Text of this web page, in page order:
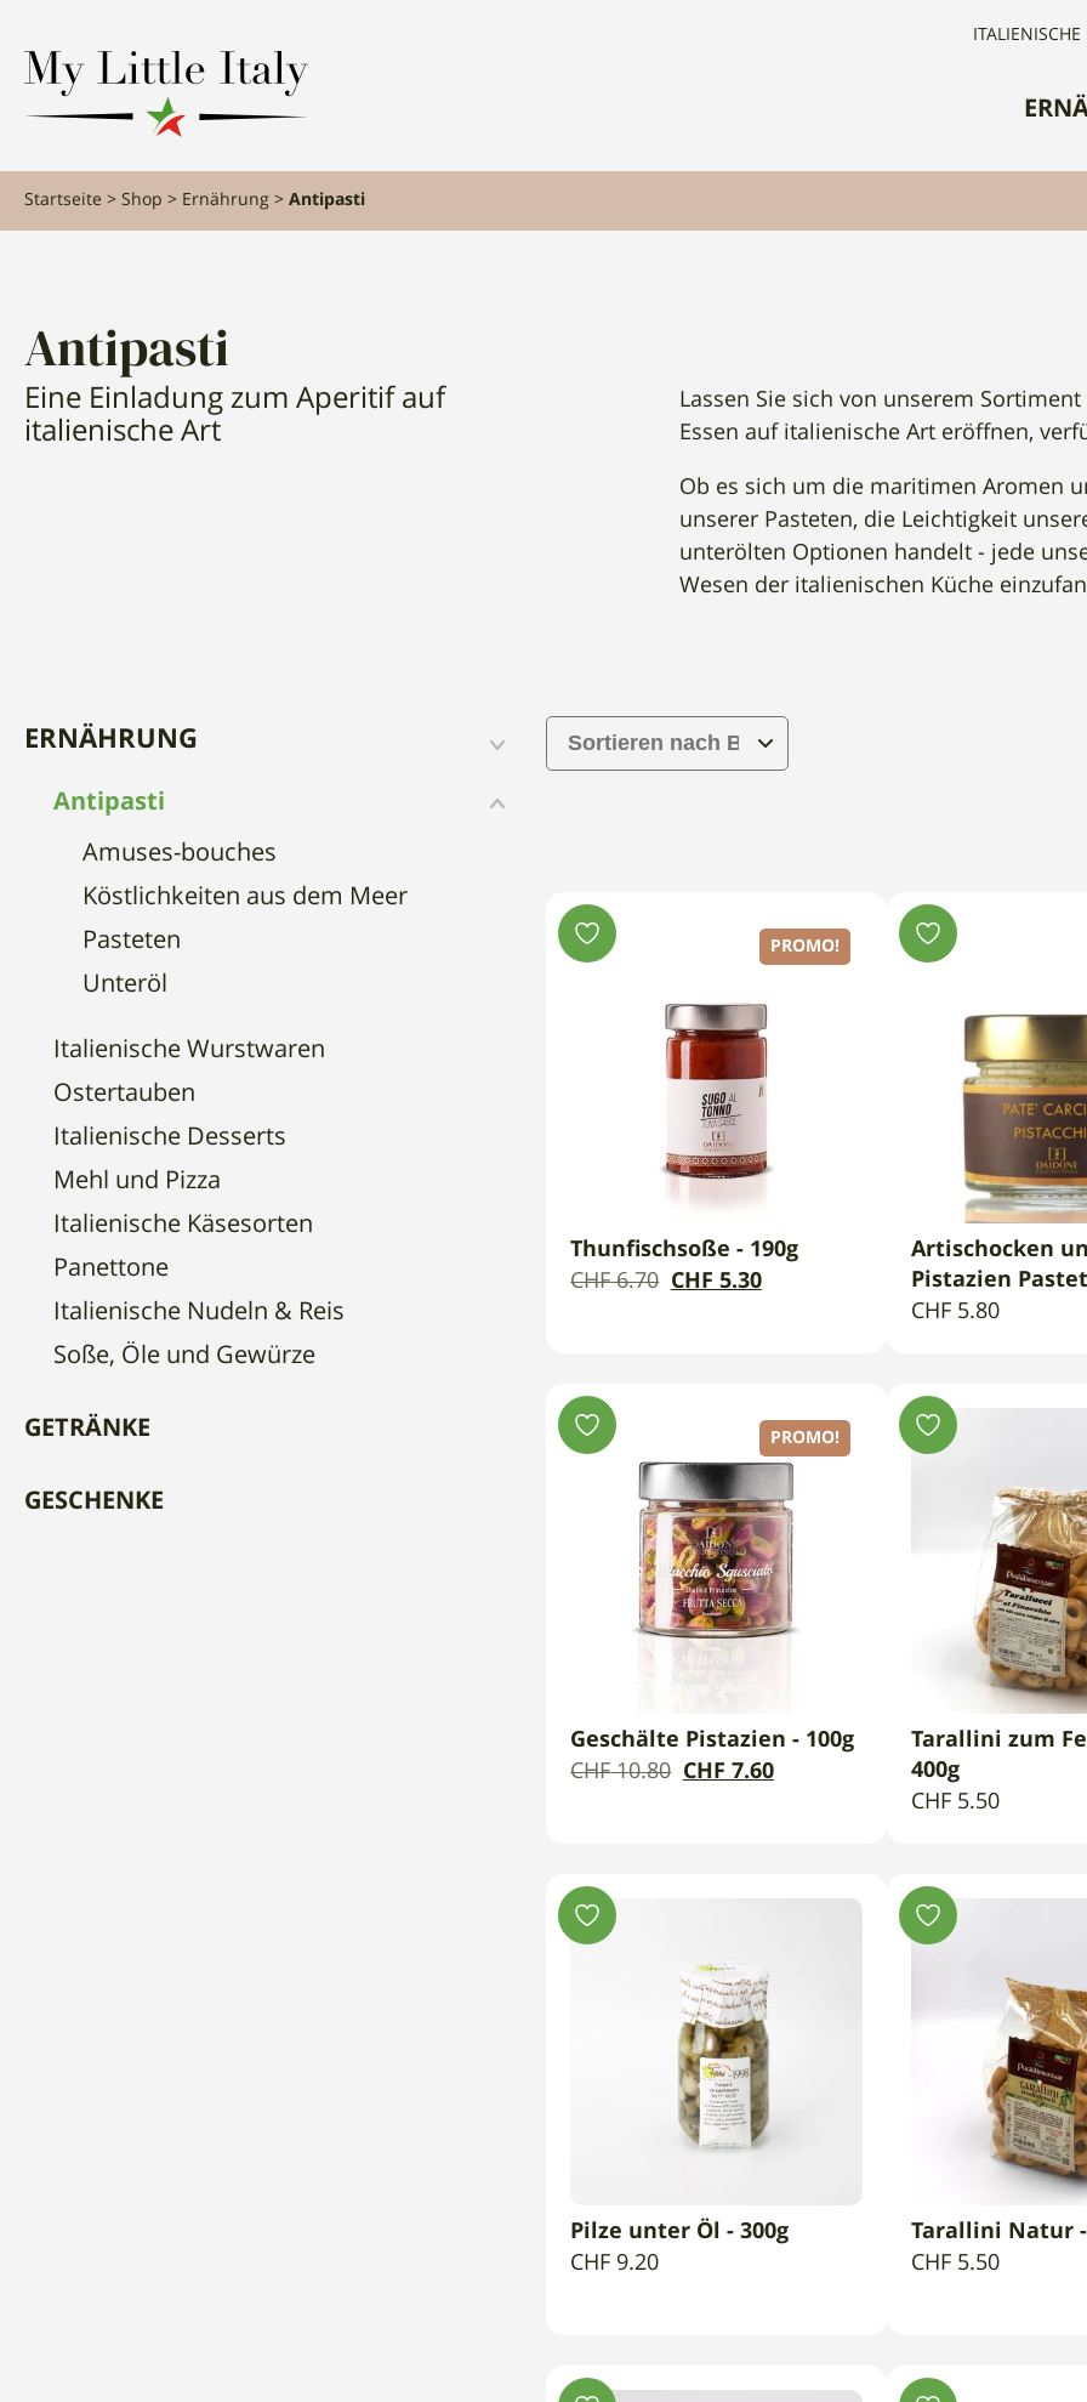
ITALIENISCHE
Startseite Shop Ernährung Antipasti
Antipasti
Eine Einladung zum Aperitif auf
italienische Art
Lassen Sie sich von unserem
Essen auf italienische Art eröffnen,
Ob es sich um die maritimen Aromen
unserer Pasteten, die Leichtigkeit
unterölten Optionen handelt - jede
Wesen der italienischen Küche
ERNÄHRUNG
Antipasti
Amuses-bouches
Köstlichkeiten aus dem Meer
Pasteten
Unteröl
Italienische Wurstwaren
Ostertauben
Italienische Desserts
Mehl und Pizza
Italienische Käsesorten
Panettone
Italienische Nudeln & Reis
Soße, Öle und Gewürze
GETRÄNKE
GESCHENKE
PROMO!
IN DEN WARENKORB
Thunfischsoße - 190g
CHF6.70 Der
CHF 5.30Der
5.30.
IN DEN
Artischocken
Pistazien
CHF5.80
PROMO!
IN DEN WARENKORB
Geschälte Pistazien - 100g
CHF10.80 Der
CHF 7.60Der
IN DEN
Tarallini zum
400g
CHF5.50
IN DEN WARENKORB
Pilze unter Öl - 300g
CHF 9.20
IN DEN
Tarallini Natur -
CHF5.50